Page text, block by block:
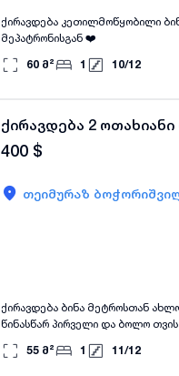
ქირავდება კეთილმოწყობილი
მეპატრონისგან ❤️
60 მ² 1 10/12
ქირავდება 2
400 $
თეიმურაზ
‌ქირავდება ბინა მეტროსთან
წინასწარ პირველი და ბოლო თვის
WhatsApp / Telegram / Viber | GEO
55 მ² 1 11/12